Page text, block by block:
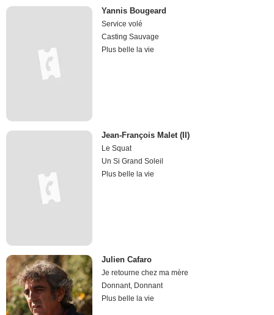
Yannis Bougeard
Service volé
Casting Sauvage
Plus belle la vie
Jean-François Malet (II)
Le Squat
Un Si Grand Soleil
Plus belle la vie
Julien Cafaro
Je retourne chez ma mère
Donnant, Donnant
Plus belle la vie